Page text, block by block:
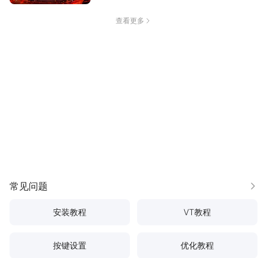
查看更多
常见问题 更多
安装教程 VT教程
按键设置 优化教程